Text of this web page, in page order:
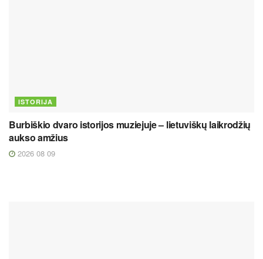
ISTORIJA
Burbiškio dvaro istorijos muziejuje – lietuviškų laikrodžių
aukso amžius
2026 08 09